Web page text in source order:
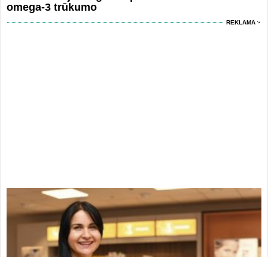
omega-3 trūkumo
REKLAMA